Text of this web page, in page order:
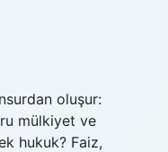
oluşur:
mülkiyet ve
hukuk? Faiz,